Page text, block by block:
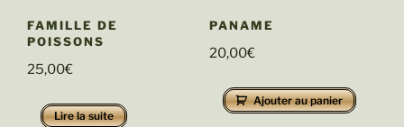
FAMILLE DE
POISSONS
25,00€
Lire la suite
PANAME
20,00€
Ajouter au panier